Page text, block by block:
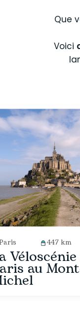
Que
Voici
447 km
Véloscénie
au